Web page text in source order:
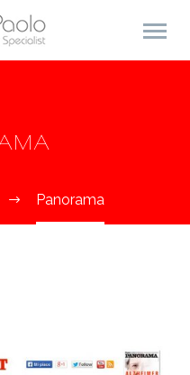
Panorama